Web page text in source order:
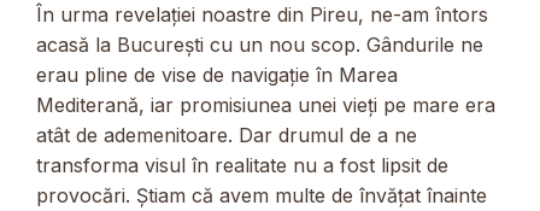
În urma revelației noastre din Pireu, ne-am întors
acasă la București cu un nou scop. Gândurile ne
erau pline de vise de navigație în Marea
Mediterană, iar promisiunea unei vieți pe mare era
atât de ademenitoare. Dar drumul de a ne
transforma visul în realitate nu a fost lipsit de
provocări. Știam că avem multe de învățat înainte